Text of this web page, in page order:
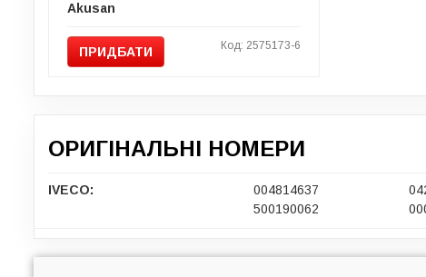
Akusan
ПРИДБАТИ Код: 2575173-6
ОРИГІНАЛЬНІ НОМЕРИ
IVECO: 004814637
500190062